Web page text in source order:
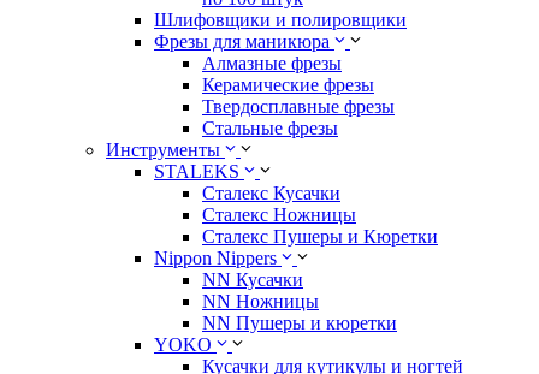
Шлифовщики и полировщики
Фрезы для маникюра
Алмазные фрезы
Керамические фрезы
Твердосплавные фрезы
Стальные фрезы
Инструменты
STALEKS
Сталекс Кусачки
Сталекс Ножницы
Сталекс Пушеры и Кюретки
Nippon Nippers
NN Кусачки
NN Ножницы
NN Пушеры и кюретки
YOKO
Кусачки для кутикулы и ногтей